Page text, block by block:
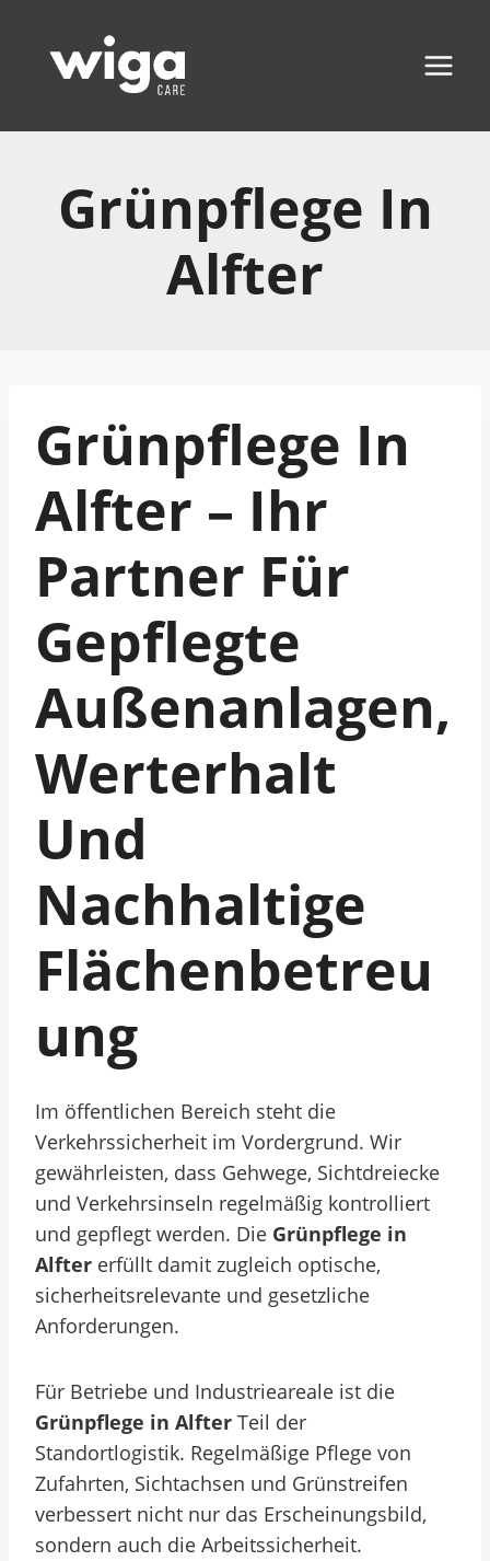
Inhalt
springen
Grünpflege In
Alfter
Grünpflege In
Alfter – Ihr
Partner Für
Gepflegte
Außenanlagen,
Werterhalt
Und
Nachhaltige
Flächenbetreu
Ung
Im öffentlichen Bereich steht die
Verkehrssicherheit im Vordergrund. Wir
gewährleisten, dass Gehwege, Sichtdreiecke
und Verkehrsinseln regelmäßig kontrolliert
und gepflegt werden. Die Grünpflege in
Alfter erfüllt damit zugleich optische,
sicherheitsrelevante und gesetzliche
Anforderungen.
Für Betriebe und Industrieareale ist die
Grünpflege in Alfter Teil der
Standortlogistik. Regelmäßige Pflege von
Zufahrten, Sichtachsen und Grünstreifen
verbessert nicht nur das Erscheinungsbild,
sondern auch die Arbeitssicherheit.